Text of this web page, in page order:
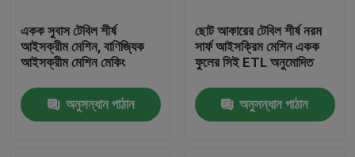
কারখানা ভ্রমণ
মান নিয়ন্ত্রণ
একক সুবাস টেবিল শীর্ষ
আইসক্রীম মেশিন, বাণিজ্যিক
আইসক্রীম মেশিন মেকিং
অনুসন্ধান পাঠান
ছোট আকারের টেবিল শীর্ষ নরম
সার্ফ আইসক্রিম মেশিন একক
ফুলের সিই ETL অনুমোদিত
অনুসন্ধান পাঠান